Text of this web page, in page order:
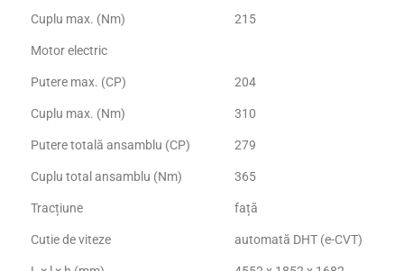
Cuplu max. (Nm) 215
Motor electric
Putere max. (CP) 204
Cuplu max. (Nm) 310
Putere totală ansamblu (CP) 279
Cuplu total ansamblu (Nm) 365
Tracțiune față
Cutie de viteze automată DHT (e-CVT)